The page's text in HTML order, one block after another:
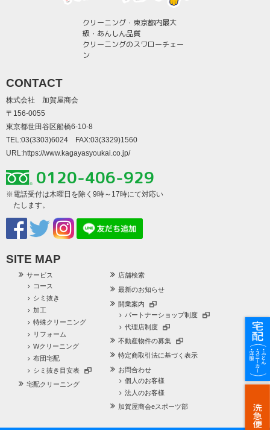
クリーニング・東京都内最大
級・あんしん品質
クリーニングのスワローチェー
ン
CONTACT
株式会社 加賀屋商会
〒156-0055
東京都世田谷区船橋6-10-8
TEL:03(3303)6024 FAX:03(3329)1560
URL:https://www.kagayasyoukai.co.jp/
0120-406-929
※電話受付は木曜日を除く9時～17時にて対応い
たします。
SITE MAP
サービス
コース
シミ抜き
加工
特殊クリーニング
リフォーム
Wクリーニング
布団宅配
シミ抜き目安表
宅配クリーニング
店舗検索
最新のお知らせ
開業案内
パートナーショップ制度
代理店制度
不動産物件の募集
特定商取引法に基づく表示
お問合わせ
個人のお客様
法人のお客様
加賀屋商会eスポーツ部